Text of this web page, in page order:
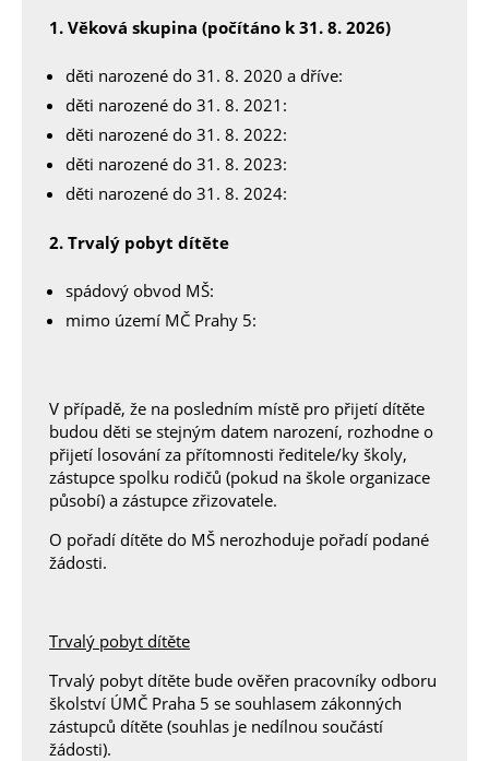
1. Věková skupina (počítáno k 31. 8. 2026)
děti narozené do 31. 8. 2020 a dříve:
děti narozené do 31. 8. 2021:
děti narozené do 31. 8. 2022:
děti narozené do 31. 8. 2023:
děti narozené do 31. 8. 2024:
2. Trvalý pobyt dítěte
spádový obvod MŠ:
mimo území MČ Prahy 5:
V případě, že na posledním místě pro přijetí dítěte
budou děti se stejným datem narození, rozhodne o
přijetí losování za přítomnosti ředitele/ky školy,
zástupce spolku rodičů (pokud na škole organizace
působí) a zástupce zřizovatele.
O pořadí dítěte do MŠ nerozhoduje pořadí podané
žádosti.
Trvalý pobyt dítěte
Trvalý pobyt dítěte bude ověřen pracovníky odboru
školství ÚMČ Praha 5 se souhlasem zákonných
zástupců dítěte (souhlas je nedílnou součástí
žádosti).